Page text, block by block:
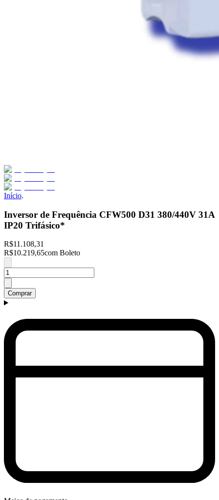
Início.
Inversor de Frequência CFW500 D31 380/440V 31A
IP20 Trifásico*
R$11.108,31
R$10.219,65com Boleto
Comprar